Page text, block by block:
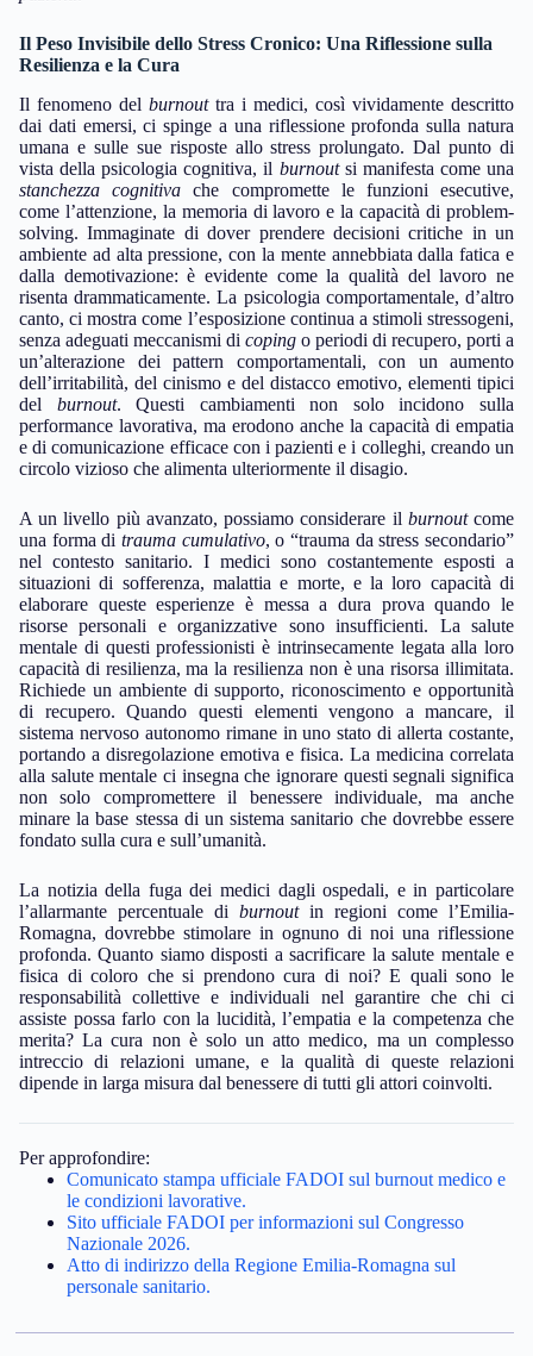
Il Peso Invisibile dello Stress Cronico: Una Riflessione sulla
Resilienza e la Cura
Il fenomeno del burnouttra i medici, così vividamente descritto
dai dati emersi, ci spinge a una riflessione profonda sulla natura
umana e sulle sue risposte allo stress prolungato. Dal punto di
vista della psicologia cognitiva, il burnoutsi manifesta come una
stanchezza cognitiva che compromette le funzioni esecutive,
come l’attenzione, la memoria di lavoro e la capacità di problem-
solving. Immaginate di dover prendere decisioni critiche in un
ambiente ad alta pressione, con la mente annebbiata dalla fatica e
dalla demotivazione: è evidente come la qualità del lavoro ne
risenta drammaticamente. La psicologia comportamentale, d’altro
canto, ci mostra come l’esposizione continua a stimoli stressogeni,
senza adeguati meccanismi di coping o periodi di recupero, porti a
un’alterazione dei pattern comportamentali, con un aumento
dell’irritabilità, del cinismo e del distacco emotivo, elementi tipici
del burnout. Questi cambiamenti non solo incidono sulla
performance lavorativa, ma erodono anche la capacità di empatia
e di comunicazione efficace con i pazienti e i colleghi, creando un
circolo vizioso che alimenta ulteriormente il disagio.
A un livello più avanzato, possiamo considerare il burnoutcome
una forma di trauma cumulativo, o “trauma da stress secondario”
nel contesto sanitario. I medici sono costantemente esposti a
situazioni di sofferenza, malattia e morte, e la loro capacità di
elaborare queste esperienze è messa a dura prova quando le
risorse personali e organizzative sono insufficienti. La salute
mentale di questi professionisti è intrinsecamente legata alla loro
capacità di resilienza, ma la resilienza non è una risorsa illimitata.
Richiede un ambiente di supporto, riconoscimento e opportunità
di recupero. Quando questi elementi vengono a mancare, il
sistema nervoso autonomo rimane in uno stato di allerta costante,
portando a disregolazione emotiva e fisica. La medicina correlata
alla salute mentale ci insegna che ignorare questi segnali significa
non solo compromettere il benessere individuale, ma anche
minare la base stessa di un sistema sanitario che dovrebbe essere
fondato sulla cura e sull’umanità.
La notizia della fuga dei medici dagli ospedali, e in particolare
l’allarmante percentuale di burnoutin regioni come l’Emilia-
Romagna, dovrebbe stimolare in ognuno di noi una riflessione
profonda. Quanto siamo disposti a sacrificare la salute mentale e
fisica di coloro che si prendono cura di noi? E quali sono le
responsabilità collettive e individuali nel garantire che chi ci
assiste possa farlo con la lucidità, l’empatia e la competenza che
merita? La cura non è solo un atto medico, ma un complesso
intreccio di relazioni umane, e la qualità di queste relazioni
dipende in larga misura dal benessere di tutti gli attori coinvolti.
Per approfondire:
Comunicato stampa ufficiale FADOI sul burnout medico e
le condizioni lavorative.
Sito ufficiale FADOI per informazioni sul Congresso
Nazionale 2026.
Atto di indirizzo della Regione Emilia-Romagna sul
personale sanitario.